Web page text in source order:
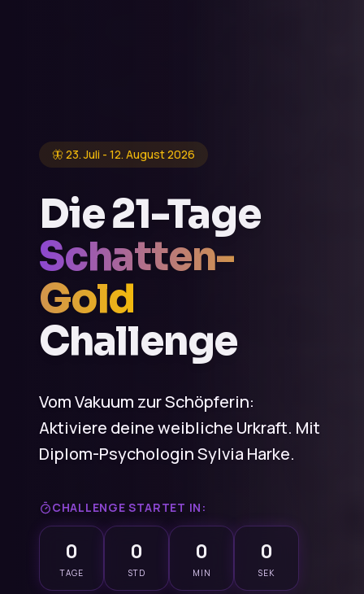
🦋 23. Juli - 12. August 2026
Die 21-Tage
Schatten-
Gold
Challenge
Vom Vakuum zur Schöpferin:
Aktiviere deine weibliche Urkraft. Mit
Diplom-PsychologinSylvia Harke.
CHALLENGE STARTET IN:
0
TAGE
0
STD
0
MIN
0
SEK